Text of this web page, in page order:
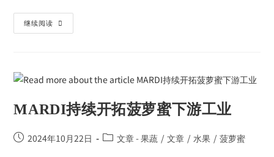
继续阅读
MARDI持续开拓菠萝蜜下游工业
2024年10月22日 文章 - 果蔬 / 文章 / 水果 / 菠萝蜜